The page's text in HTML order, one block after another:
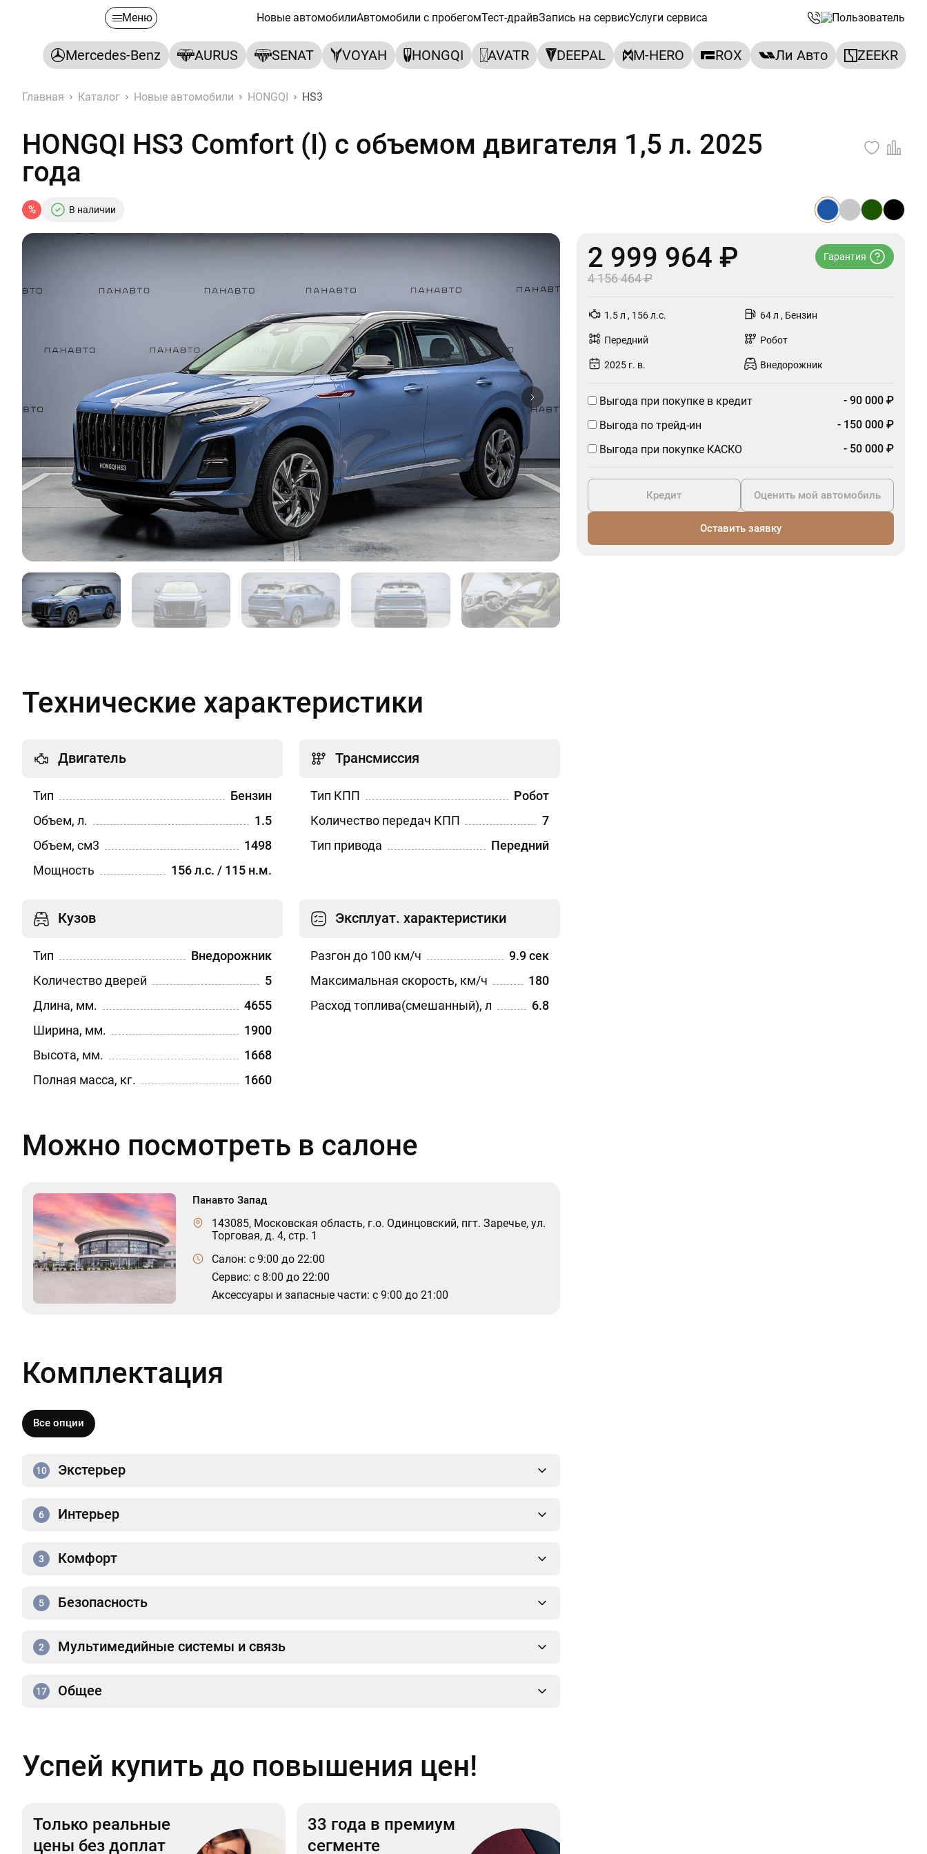
Меню Новые автомобилиАвтомобили с пробегомТест-драйвЗапись на сервисУслуги сервиса
Mercedes-Benz AURUS SENAT VOYAH HONGQI AVATR DEEPAL M-HERO ROX Ли Авто ZEEKR
Главная Каталог Новые автомобили HONGQI HS3
HONGQI HS3 Comfort (I) с объемом двигателя 1,5 л. 2025
года
% В наличии
2 999 964 ₽
4 156 464 ₽
Гарантия
1.5 л , 156 л.с. 64 л , Бензин
Передний Робот
2025 г. в. Внедорожник
Выгода при покупке в кредит
- 90 000 ₽
Выгода по трейд-ин
- 150 000 ₽
Выгода при покупке КАСКО
- 50 000 ₽
Кредит Оценить мой автомобиль
Оставить заявку
Технические характеристики
Двигатель
Тип
Бензин
Объем, л.
1.5
Объем, см3
1498
Мощность
156 л.с. / 115 н.м.
Трансмиссия
Тип КПП
Робот
Количество передач КПП
7
Тип привода
Передний
Кузов
Тип
Внедорожник
Количество дверей
5
Длина, мм.
4655
Ширина, мм.
1900
Высота, мм.
1668
Полная масса, кг.
1660
Эксплуат. характеристики
Разгон до 100 км/ч
9.9 сек
Максимальная скорость, км/ч
180
Расход топлива(смешанный), л
6.8
Можно посмотреть в салоне
Панавто Запад
143085, Московская область, г.о. Одинцовский, пгт. Заречье, ул.
Торговая, д. 4, стр. 1
Салон: c 9:00 до 22:00
Сервис: c 8:00 до 22:00
Аксессуары и запасные части: с 9:00 до 21:00
Комплектация
Все опции
10 Экстерьер
6 Интерьер
3 Комфорт
5 Безопасность
2 Мультимедийные системы и связь
17 Общее
Успей купить до повышения цен!
Только реальные
цены без доплат
33 года в премиум
сегменте